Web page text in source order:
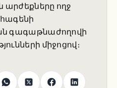
ողջ
գագաթնաժողովի
միջոցով։